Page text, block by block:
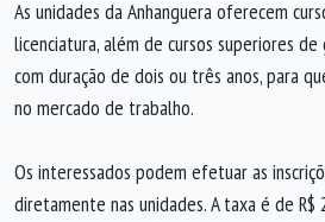
As unidades da Anhanguera oferecem
licenciatura, além de cursos superiores
com duração de dois ou três anos, para
no mercado de trabalho.
Os interessados podem efetuar as
diretamente nas unidades. A taxa é de